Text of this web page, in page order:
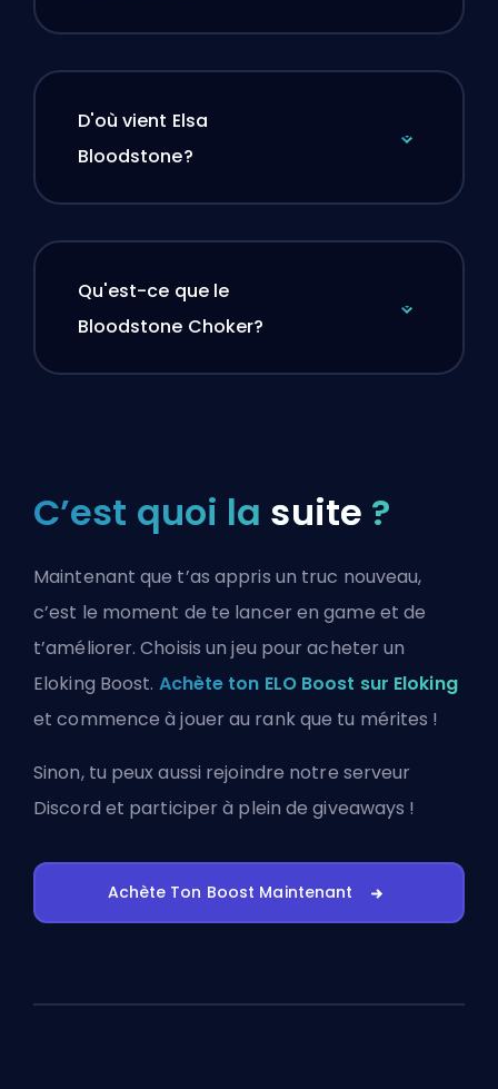
D'où vient Elsa
Bloodstone?
Qu'est-ce que le
Bloodstone Choker?
C’est quoi la suite ?
Maintenant que t’as appris un truc nouveau,
c’est le moment de te lancer en game et de
t’améliorer. Choisis un jeu pour acheter un
Eloking Boost. Achète ton ELO Boost sur Eloking
et commence à jouer au rank que tu mérites !
Sinon, tu peux aussi rejoindre notre serveur
Discord et participer à plein de giveaways !
Achète Ton Boost Maintenant